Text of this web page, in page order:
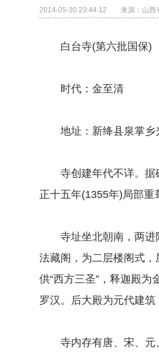
2014-05-30 23:44:12 来源：山西
白台寺(第六批国保)
时代：金至清
地址：新绛县泉掌乡
寺创建年代不详。据
正十五年(1355年)局部重
寺址坐北朝南，两进
法藏阁，为二层楼阁式
供“西方三圣”，释迦殿
罗汉。后大殿为元代建筑
寺内存有唐、宋、元